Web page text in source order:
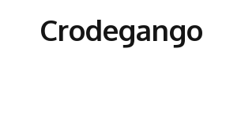
Crodegango